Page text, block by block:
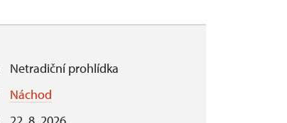
Netradiční prohlídka
Náchod